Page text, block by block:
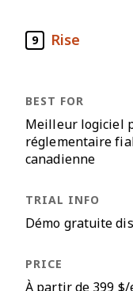
9 Rise
Meilleur logiciel
réglementaire
canadienne
Démo gratuite
À partir de 399